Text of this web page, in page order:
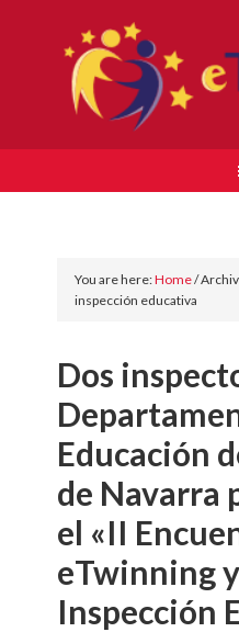
You are here:Home/
inspección educativa
Dos
Educación
de Navarra
el «II
eTwinning
Inspección